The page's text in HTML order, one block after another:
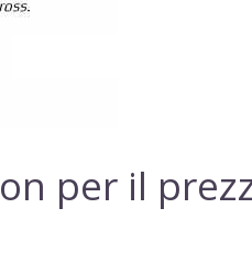
per il